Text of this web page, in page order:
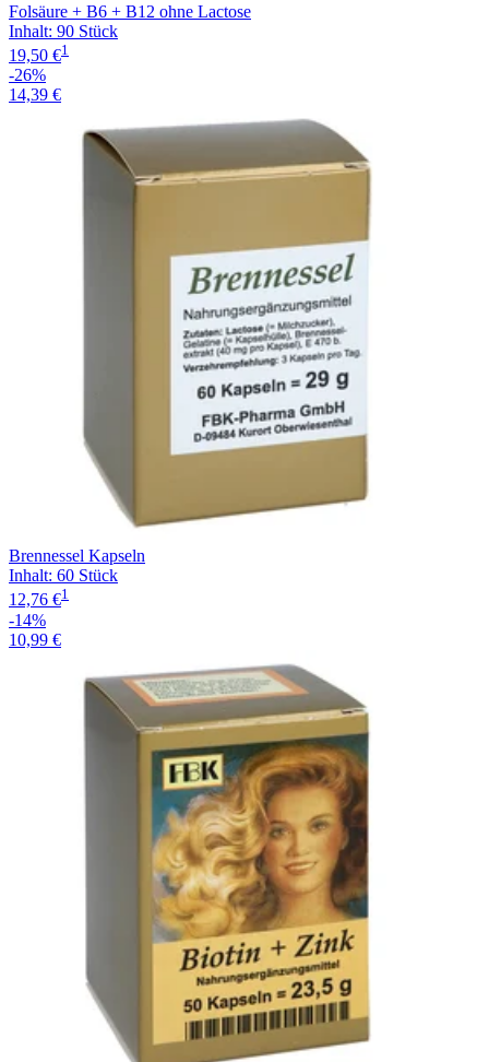
Folsäure + B6 + B12 ohne Lactose
Inhalt: 90 Stück
19,50 €1
-26%
14,39 €
Brennessel Kapseln
Inhalt: 60 Stück
12,76 €1
-14%
10,99 €